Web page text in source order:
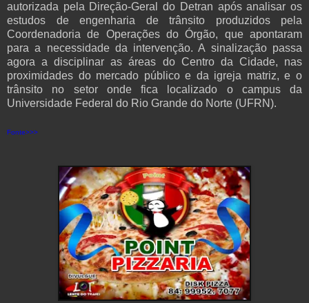
autorizada pela Direção-Geral do Detran após analisar os
estudos de engenharia de trânsito produzidos pela
Coordenadoria de Operações do Órgão, que apontaram
para a necessidade da intervenção. A sinalização passa
agora a disciplinar as áreas do Centro da Cidade, nas
proximidades do mercado público e da igreja matriz, e o
trânsito no setor onde fica localizado o campus da
Universidade Federal do Rio Grande do Norte (UFRN).
Fonte>>>